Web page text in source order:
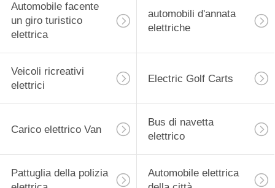
Automobile facente
un giro turistico
elettrica
automobili d'annata
elettriche
Veicoli ricreativi
elettrici
Electric Golf Carts
Carico elettrico Van
Bus di navetta
elettrico
Pattuglia della polizia
Automobile elettrica